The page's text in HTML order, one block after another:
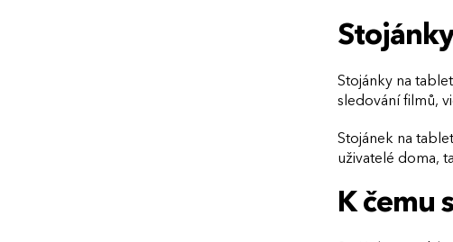
Stojánky na
sledování filmů,
Stojánek na
uživatelé doma,
K čemu